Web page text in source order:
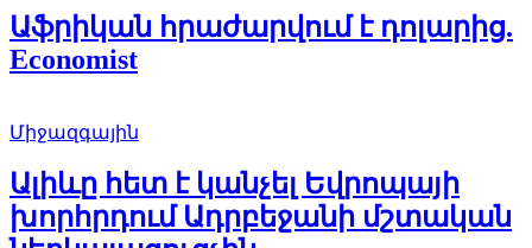
Աֆրիկան ​​հրաժարվում է դոլարից.
Economist
Միջազգային
Ալիևը հետ է կանչել Եվրոպայի
խորհրդում Ադրբեջանի մշտական